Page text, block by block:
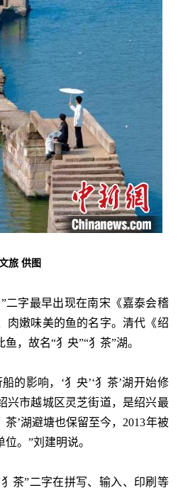
旅 供图
”二字最早出现在南宋《嘉泰会稽
肉嫩味美的鱼的名字。清代《绍
，故名“犭央”“犭茶”湖。
的影响，‘犭央’‘犭茶’湖开始修
兴市越城区灵芝街道，是绍兴最
茶’湖避塘也保留至今，2013年被
。”刘建明说。
犭茶”二字在拼写、输入、印刷等